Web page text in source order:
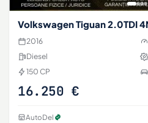
2016
Diesel
150 CP
16.250 €
AutoDel